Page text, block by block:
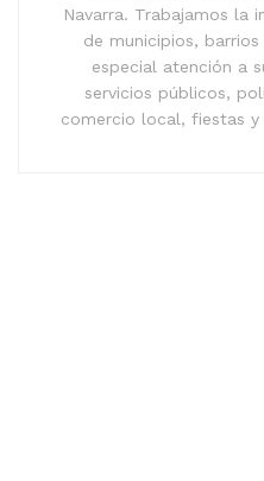
Navarra. Trabajamos la
de municipios,
especial atención a
servicios públicos,
comercio local, fiestas y